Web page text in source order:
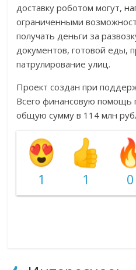
доставку роботом могут,
ограниченными
получать деньги за
документов, готовой еды,
патрулирование улиц.
Проект создан при
Всего финансовую помощь
общую сумму в 114 млн
1 1 0